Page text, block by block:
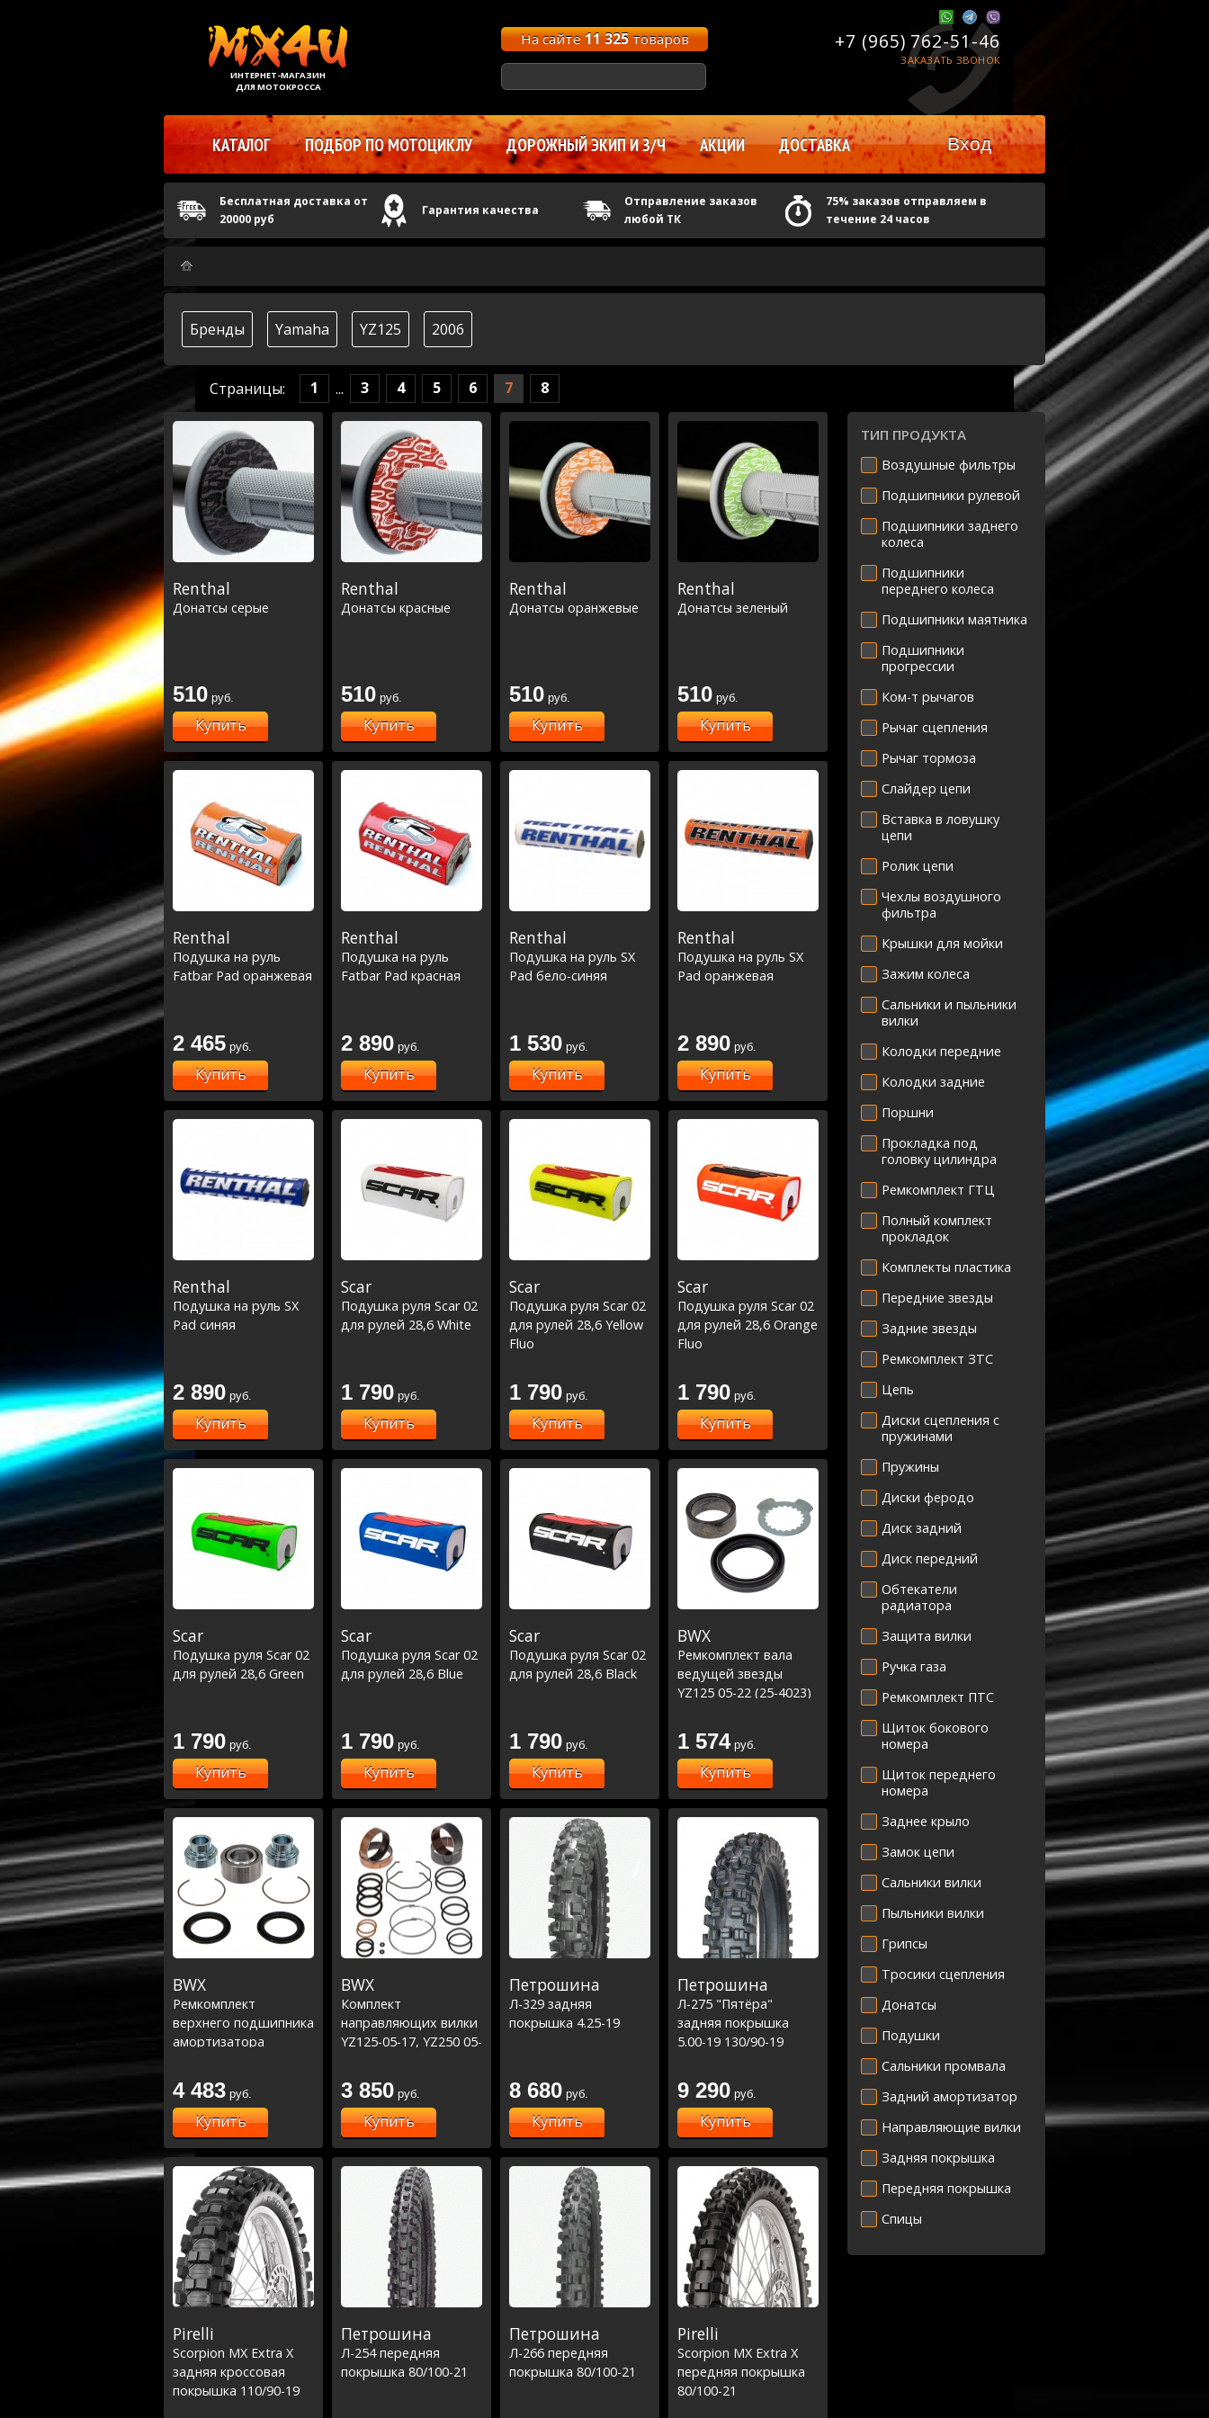
Бренды Yamaha YZ125 2006
Страницы: 1 ... 3 4 5 6 7 8
Renthal
Донатсы серые
510 руб.
Купить
Renthal
Донатсы красные
510 руб.
Купить
Renthal
Донатсы оранжевые
510 руб.
Купить
Renthal
Донатсы зеленый
510 руб.
Купить
Renthal
Подушка на руль
Fatbar Pad оранжевая
2 465 руб.
Купить
Renthal
Подушка на руль
Fatbar Pad красная
2 890 руб.
Купить
Renthal
Подушка на руль SX
Pad бело-синяя
1 530 руб.
Купить
Renthal
Подушка на руль SX
Pad оранжевая
2 890 руб.
Купить
Renthal
Подушка на руль SX
Pad синяя
2 890 руб.
Купить
Scar
Подушка руля Scar 02
для рулей 28,6 White
1 790 руб.
Купить
Scar
Подушка руля Scar 02
для рулей 28,6 Yellow
Fluo
1 790 руб.
Купить
Scar
Подушка руля Scar 02
для рулей 28,6 Orange
Fluo
1 790 руб.
Купить
Scar
Подушка руля Scar 02
для рулей 28,6 Green
1 790 руб.
Купить
Scar
Подушка руля Scar 02
для рулей 28,6 Blue
1 790 руб.
Купить
Scar
Подушка руля Scar 02
для рулей 28,6 Black
1 790 руб.
Купить
BWX
Ремкомплект вала
ведущей звезды
YZ125 05-22 (25-4023)
1 574руб.
Купить
BWX
Ремкомплект
верхнего подшипника
амортизатора
YZF250 01-22,YZF450
03-22 (29-1016)
4 483 руб.
Купить
BWX
Комплект
направляющих вилки
YZ125-05-17, YZ250 05-
17,YZF450 05-09,
WR250F 15-17 / KX450F
06-07, KLXR450 08-09,
18-19 / TC250,TE250
10-13 (38-6068)
3 850 руб.
Купить
Петрошина
Л-329 задняя
покрышка 4.25-19
8 680 руб.
Купить
Петрошина
Л-275 "Пятёра"
задняя покрышка
5.00-19 130/90-19
9 290 руб.
Купить
Pirelli
Scorpion MX Extra X
задняя кроссовая
покрышка 110/90-19
Петрошина
Л-254 передняя
покрышка 80/100-21
Петрошина
Л-266 передняя
покрышка 80/100-21
Pirelli
Scorpion MX Extra X
передняя покрышка
80/100-21
ТИП ПРОДУКТА
Воздушные фильтры
Подшипники рулевой
Подшипники заднего
колеса
Подшипники
переднего колеса
Подшипники маятника
Подшипники
прогрессии
Ком-т рычагов
Рычаг сцепления
Рычаг тормоза
Слайдер цепи
Вставка в ловушку
цепи
Ролик цепи
Чехлы воздушного
фильтра
Крышки для мойки
Зажим колеса
Сальники и пыльники
вилки
Колодки передние
Колодки задние
Поршни
Прокладка под
головку цилиндра
Ремкомплект ГТЦ
Полный комплект
прокладок
Комплекты пластика
Передние звезды
Задние звезды
Ремкомплект ЗТС
Цепь
Диски сцепления с
пружинами
Пружины
Диски феродо
Диск задний
Диск передний
Обтекатели
радиатора
Защита вилки
Ручка газа
Ремкомплект ПТС
Щиток бокового
номера
Щиток переднего
номера
Заднее крыло
Замок цепи
Сальники вилки
Пыльники вилки
Грипсы
Тросики сцепления
Донатсы
Подушки
Сальники промвала
Задний амортизатор
Направляющие вилки
Задняя покрышка
Передняя покрышка
Спицы
ИНТЕРНЕТ-МАГАЗИН
ДЛЯ МОТОКРОССА
На сайте11 325товаров +7 (965) 762-51-46
ЗАКАЗАТЬ ЗВОНОК
КАТАЛОГ ПОДБОР ПО МОТОЦИКЛУ ДОРОЖНЫЙ ЭКИП И З/Ч АКЦИИ ДОСТАВКА Вход
Бесплатная доставка от
20000 руб
Гарантия качества
Отправление заказов
любой ТК
75% заказов отправляем в
течение 24 часов